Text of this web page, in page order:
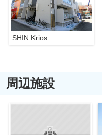
SHIN Krios
周辺施設